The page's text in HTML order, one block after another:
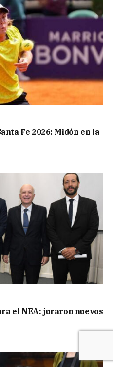
Fe 2026: Midón en la
el NEA: juraron nuevos